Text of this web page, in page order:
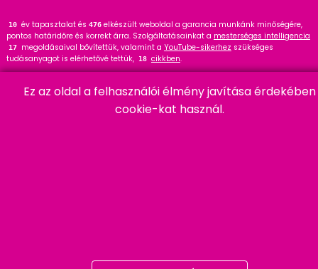
12 év tapasztalat és 476elkészült weboldal a garancia munkánk minőségére,
pontos határidőre és korrekt árra. Szolgáltatásainkat a mesterséges intelligencia
17 megoldásaival bővítettük, valamint a YouTube-sikerhez szükséges
tudásanyagot is elérhetővé tettük, 18 cikkben.
szakértőként ajánlom a 91 cikket és bővítményt.
Ez az oldal a felhasználói élmény javítása érdekében
cookie-kat használ.